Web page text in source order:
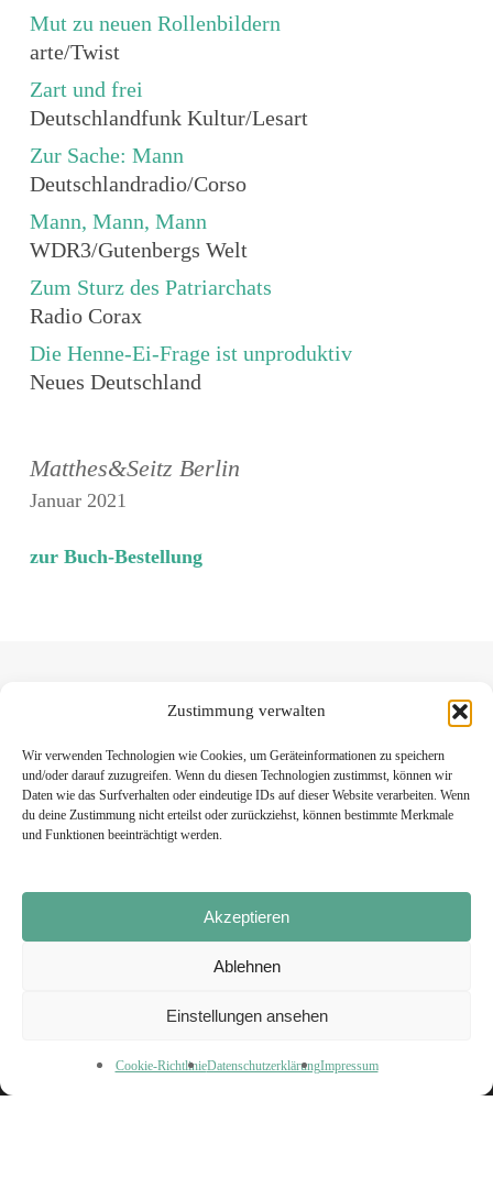
Zustimmung verwalten
Wir verwenden Technologien wie Cookies, um Geräteinformationen zu speichern
und/oder darauf zuzugreifen. Wenn du diesen Technologien zustimmst, können wir
Daten wie das Surfverhalten oder eindeutige IDs auf dieser Website verarbeiten. Wenn
du deine Zustimmung nicht erteilst oder zurückziehst, können bestimmte Merkmale
und Funktionen beeinträchtigt werden.
Akzeptieren
Ablehnen
Einstellungen ansehen
Cookie-RichtlinieDatenschutzerklärungImpressum
Mut zu neuen Rollenbildern
arte/Twist
Zart und frei
Deutschlandfunk Kultur/Lesart
Zur Sache: Mann
Deutschlandradio/Corso
Mann, Mann, Mann
WDR3/Gutenbergs Welt
Zum Sturz des Patriarchats
Radio Corax
Die Henne-Ei-Frage ist unproduktiv
Neues Deutschland
Matthes&Seitz Berlin
Januar 2021
zur Buch-Bestellung
Impressum
Datenschutzerklärung